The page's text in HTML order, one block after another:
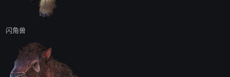
闪角兽